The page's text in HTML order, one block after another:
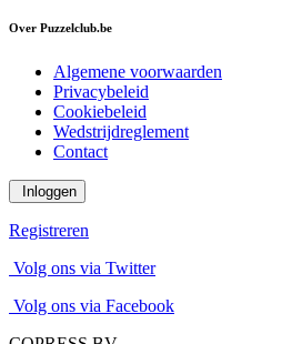
Over Puzzelclub.be
Algemene voorwaarden
Privacybeleid
Cookiebeleid
Wedstrijdreglement
Contact
Inloggen
Registreren
Volg ons via Twitter
Volg ons via Facebook